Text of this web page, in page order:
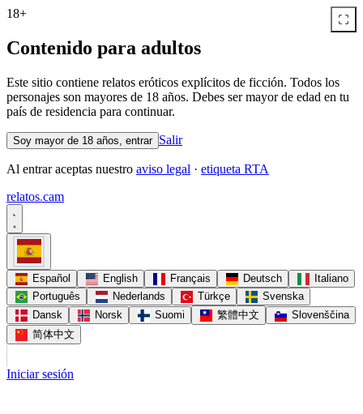
18+
Contenido para adultos
Este sitio contiene relatos eróticos explícitos de ficción. Todos los
personajes son mayores de 18 años. Debes ser mayor de edad en tu
país de residencia para continuar.
Soy mayor de 18 años, entrar Salir
Al entrar aceptas nuestro aviso legal · etiqueta RTA
relatos.cam
Español English Français Deutsch
Italiano
Português
Nederlands Türkçe
Svenska
Dansk
Norsk Suomi 繁體中文
Slovenščina
简体中文
Iniciar sesión